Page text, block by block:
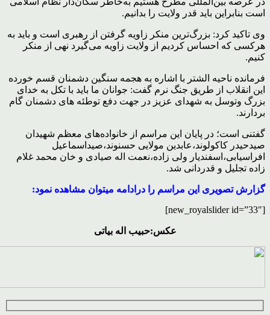
است بنابراین باید قدر ولایت را بدانیم.
وی تاکید کرد: بزرگ‌ترین منکر زاویه گرفتن از رهبری است و باید به
هرکسی که احساس کردیم از ولایت زاویه می‌گیرد نهی از منکر
کنیم.
فرمانده ناحیه الشتر با اشاره به هجمه سنگین دشمنان قسم خورده
این انقلاب از طریق جنگ نرم گفت: جوانان ما باید با تکل به خدای
بزرگ وتوسل به شهدای عزیز در جهت دفع توطئه های دشمنان گام
بردارند.
گفتنی است؛ در پایان این مراسم از خانواده‌های معظم شهیدان
صیدحیدر کاکولوند،عابدین مولایی حسنوند،صیداسماعیل
افراسیابی،اسفندیار ولی زاده،نعمت اله صیادی و خان محمد غلام
زاده تجلیل و قدردانی شد.
گزارش تصویری این مراسم را درادامه میتوان مشاهده نمود:
[new_royalslider id=”33″]
عکس:حبیب اله بیاتی